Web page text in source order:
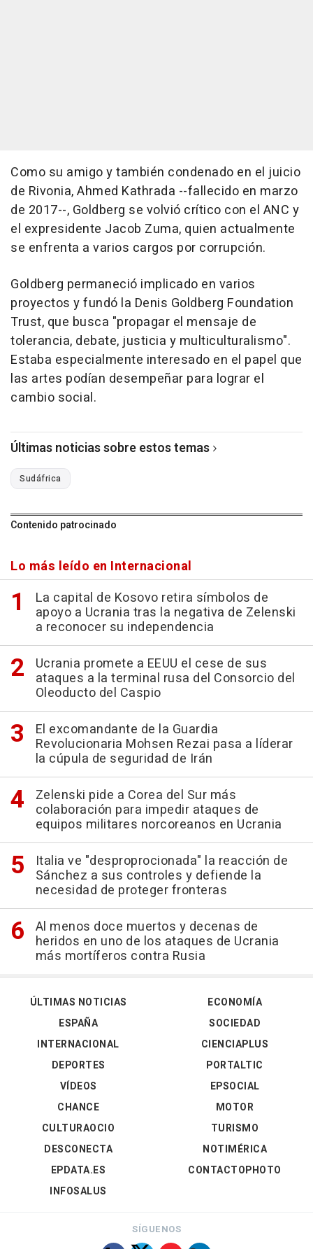
Como su amigo y también condenado en el juicio
de Rivonia, Ahmed Kathrada --fallecido en marzo
de 2017--, Goldberg se volvió crítico con el ANC y
el expresidente Jacob Zuma, quien actualmente
se enfrenta a varios cargos por corrupción.
Goldberg permaneció implicado en varios
proyectos y fundó la Denis Goldberg Foundation
Trust, que busca "propagar el mensaje de
tolerancia, debate, justicia y multiculturalismo".
Estaba especialmente interesado en el papel que
las artes podían desempeñar para lograr el
cambio social.
Últimas noticias sobre estos temas
Sudáfrica
Contenido patrocinado
Lo más leído en Internacional
La capital de Kosovo retira símbolos de
apoyo a Ucrania tras la negativa de Zelenski
a reconocer su independencia
Ucrania promete a EEUU el cese de sus
ataques a la terminal rusa del Consorcio del
Oleoducto del Caspio
El excomandante de la Guardia
Revolucionaria Mohsen Rezai pasa a líderar
la cúpula de seguridad de Irán
Zelenski pide a Corea del Sur más
colaboración para impedir ataques de
equipos militares norcoreanos en Ucrania
Italia ve "desproprocionada" la reacción de
Sánchez a sus controles y defiende la
necesidad de proteger fronteras
Al menos doce muertos y decenas de
heridos en uno de los ataques de Ucrania
más mortíferos contra Rusia
ÚLTIMAS NOTICIAS
ESPAÑA
INTERNACIONAL
DEPORTES
VÍDEOS
ECONOMÍA
SOCIEDAD
CIENCIAPLUS
PORTALTIC
EPSOCIAL
CHANCE
CULTURAOCIO
DESCONECTA
EPDATA.ES
INFOSALUS
MOTOR
TURISMO
NOTIMÉRICA
CONTACTOPHOTO
SÍGUENOS